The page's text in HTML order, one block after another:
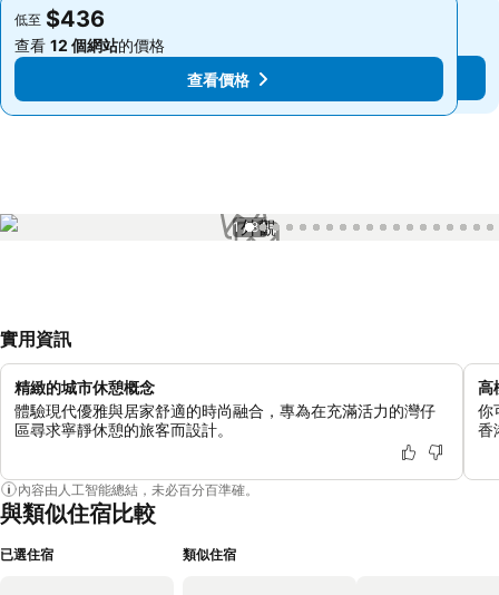
低至 $436
查看 12 個網站的價格
查看價格
低至 $436
查看 12 個網站的價格
查看價格
1 / 84
實用資訊
精緻的城市休憩概念
體驗現代優雅與居家舒適的時尚融合，專為在充滿活力的灣仔
區尋求寧靜休憩的旅客而設計。
高
你
香
內容由人工智能總結，未必百分百準確。
與類似住宿比較
已選住宿 類似住宿